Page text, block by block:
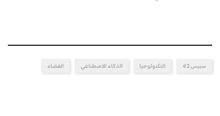
سبيس 42 التكنولوجيا الذكاء الاصطناعي الفضاء